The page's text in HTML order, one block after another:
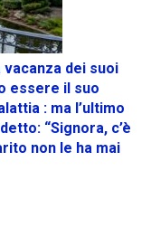
dei suoi
essere il suo
: ma l’ultimo
“Signora, c’è
non le ha mai